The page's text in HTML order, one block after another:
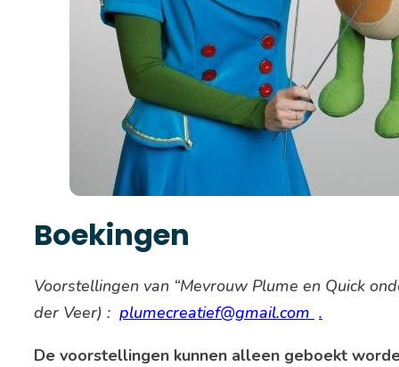
Boekingen
Voorstellingen van “Mevrouw Plume en Quick
der Veer) : plumecreatief@gmail.com .
De voorstellingen kunnen alleen geboekt